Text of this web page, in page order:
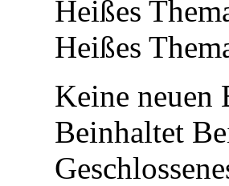
Heißes
Heißes
Keine neuen
Beinhaltet